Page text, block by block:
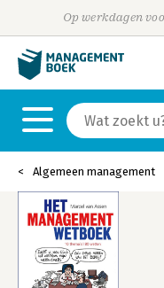
Op werkdagen
Algemeen management